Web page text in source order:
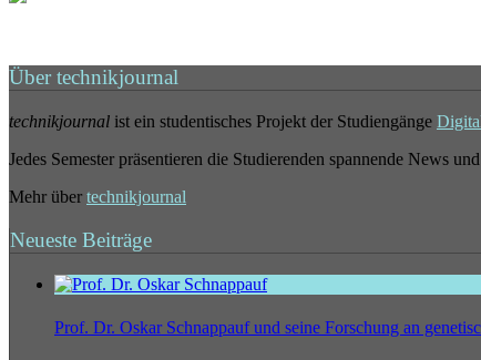
Über technikjournal
technikjournal ist ein studentisches Projekt der Studiengänge
Jedes Semester präsentieren die Studierenden spannende News
Mehr über technikjournal
Neueste Beiträge
Prof. Dr. Oskar Schnappauf und seine Forschung an